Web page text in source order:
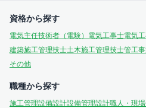
資格から探す
電気主任技術者（電験） 電気工事士電気
建築施工管理技士土木施工管理技士管工
その他
職種から探す
施工管理設備設計設備管理設計職人・現